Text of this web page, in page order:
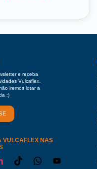
e receba
Vulcaflex.
iremos lotar a
:)
VULCAFLEX NAS